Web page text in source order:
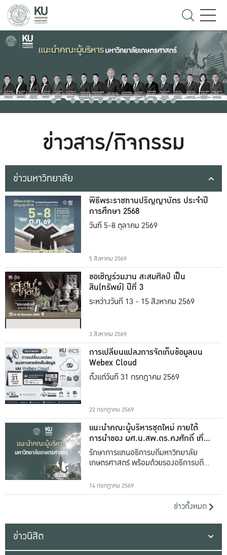
ข่าวสาร/กิจกรรม
ข่าวมหาวิทยาลัย
พิธีพระราชทานปริญญาบัตร ประจำปี
การศึกษา 2568
วันที่ 5-8 ตุลาคม 2569
5 สิงหาคม 2569
ขอเชิญร่วมงาน สะสมศิลป์ เป็น
สิน(ทรัพย์) ปีที่ 3
ระหว่างวันที่ 13 - 15 สิงหาคม 2569
3 สิงหาคม 2569
การเปลี่ยนแปลงการจัดเก็บข้อมูลบน
Webex Cloud
ตั้งแต่วันที่ 31 กรกฎาคม 2569
22 กรกฎาคม 2569
แนะนำคณะผู้บริหารชุดใหม่ ภายใต้
การนำของ ผศ.น.สพ.ดร.คงศักดิ์ เที่ยง
ธรรม
รักษาการแทนอธิการบดีมหาวิทยาลัย
เกษตรศาสตร์ พร้อมด้วยรองอธิการบดีทั้ง
14 กรกฎาคม 2569
ข่าวทั้งหมด
ข่าวนิสิต